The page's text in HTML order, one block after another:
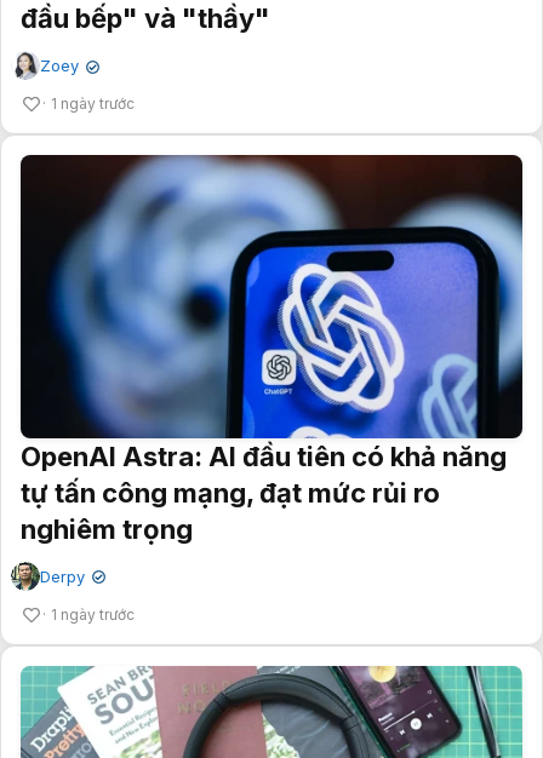
đầu bếp" và "thầy"
Zoey ✔
1 ngày trước
OpenAI Astra: AI đầu tiên có khả năng
tự tấn công mạng, đạt mức rủi ro
nghiêm trọng
Derpy ✔
1 ngày trước